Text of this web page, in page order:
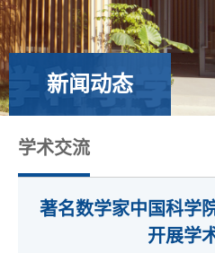
新闻动态
学术交流
著名数学家中国科学
开展学